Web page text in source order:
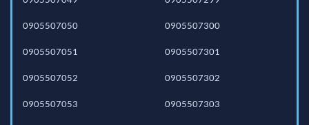
0905507050
0905507051
0905507052
0905507053
0905507300
0905507301
0905507302
0905507303